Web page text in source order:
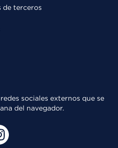
de terceros
sociales externos que se
del navegador.